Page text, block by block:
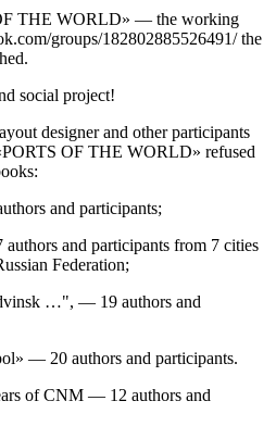
THE WORLD» — the working
groups/182802885526491/ the
social project!
designer and other participants
OF THE WORLD» refused
and participants;
and participants from 7 cities
Federation;
…", — 19 authors and
— 20 authors and participants.
of CNM — 12 authors and